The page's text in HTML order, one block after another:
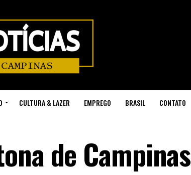
CULTURA & LAZER EMPREGO BRASIL CONTATO
de Campinas